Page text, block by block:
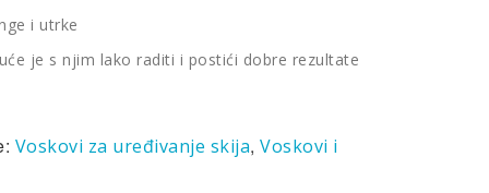
i utrke
je s njim lako raditi i postići dobre rezultate
Voskovi za uređivanje skija,Voskovi i